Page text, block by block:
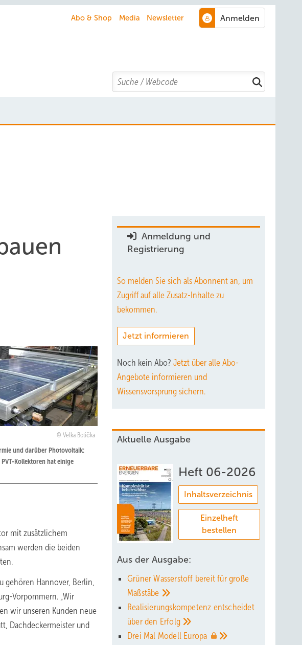
Abo & Shop Media Newsletter
Search
Velka Botička
und darüber Photovoltaik:
Kollektoren hat einige
mit zusätzlichem
werden die beiden
gehören Hannover, Berlin,
Vorpommern. „Wir
wir unseren Kunden neue
Dachdeckermeister und
Anmeldung und
Registrierung
So melden Sie sich als Abonnent an, um
Zugriff auf alle Zusatz-Inhalte zu
bekommen.
Jetzt informieren
Noch kein Abo? Jetzt über alle Abo-
Angebote informieren und
Wissensvorsprung sichern.
Aktuelle Ausgabe
Heft 06-2026
Inhaltsverzeichnis
Einzelheft
bestellen
Aus der Ausgabe:
Grüner Wasserstoff bereit für große
Maßstäbe
Realisierungskompetenz entscheidet
über den Erfolg
Drei Mal Modell Europa